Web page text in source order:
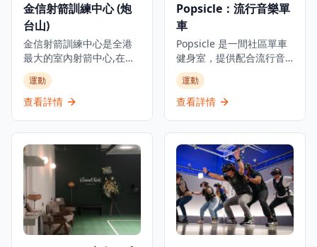
程，方便本地人和遊客前
往。俱樂部還提供企業活
動空間，讓團隊可以在動
態和引人入勝的環境中用
餐、飲酒和遊戲。
全沉浸在虛擬環境中。場
地設有專業的VR設備和安
全設施，確保參與者的安
全。由於其受歡迎程度，
建議提前預訂，以確保能
夠體驗這個令人難忘的虛
擬現實冒險。
金信射箭訓練中心 (炮
台山)
金信射箭訓練中心是全港
最大的室內射箭中心,在全
港設有三間分店。炮台山
分店提供全面的射箭課程,
幾乎適合所有年齡,現時學
驗、初級、中級、高級)、
傳統弓課程、複合弓課
程、兒童證書班、親子班
及私人課程。學員完成初
級課程後可獨立練習,中心
亦提供射箭器材零售,價格
透明。中心擁有專業的射
運動
查看詳情
Popsicle：流行音樂單
車
Popsicle 是一間社區單車
健身室，提供配合流行音
樂的節奏單車課程。工作
室將帶氧運動變成有趣且
容易參與的體驗。每節45
HIIT，但對關節的衝擊較
低。課程包含多種流行音
樂主題，包括粵語流行
曲、K-pop、西方流行音樂
等。工作室提供Chill Pop
騎行和主題音樂課程，結
合音樂與運動的健身體
運動
查看詳情